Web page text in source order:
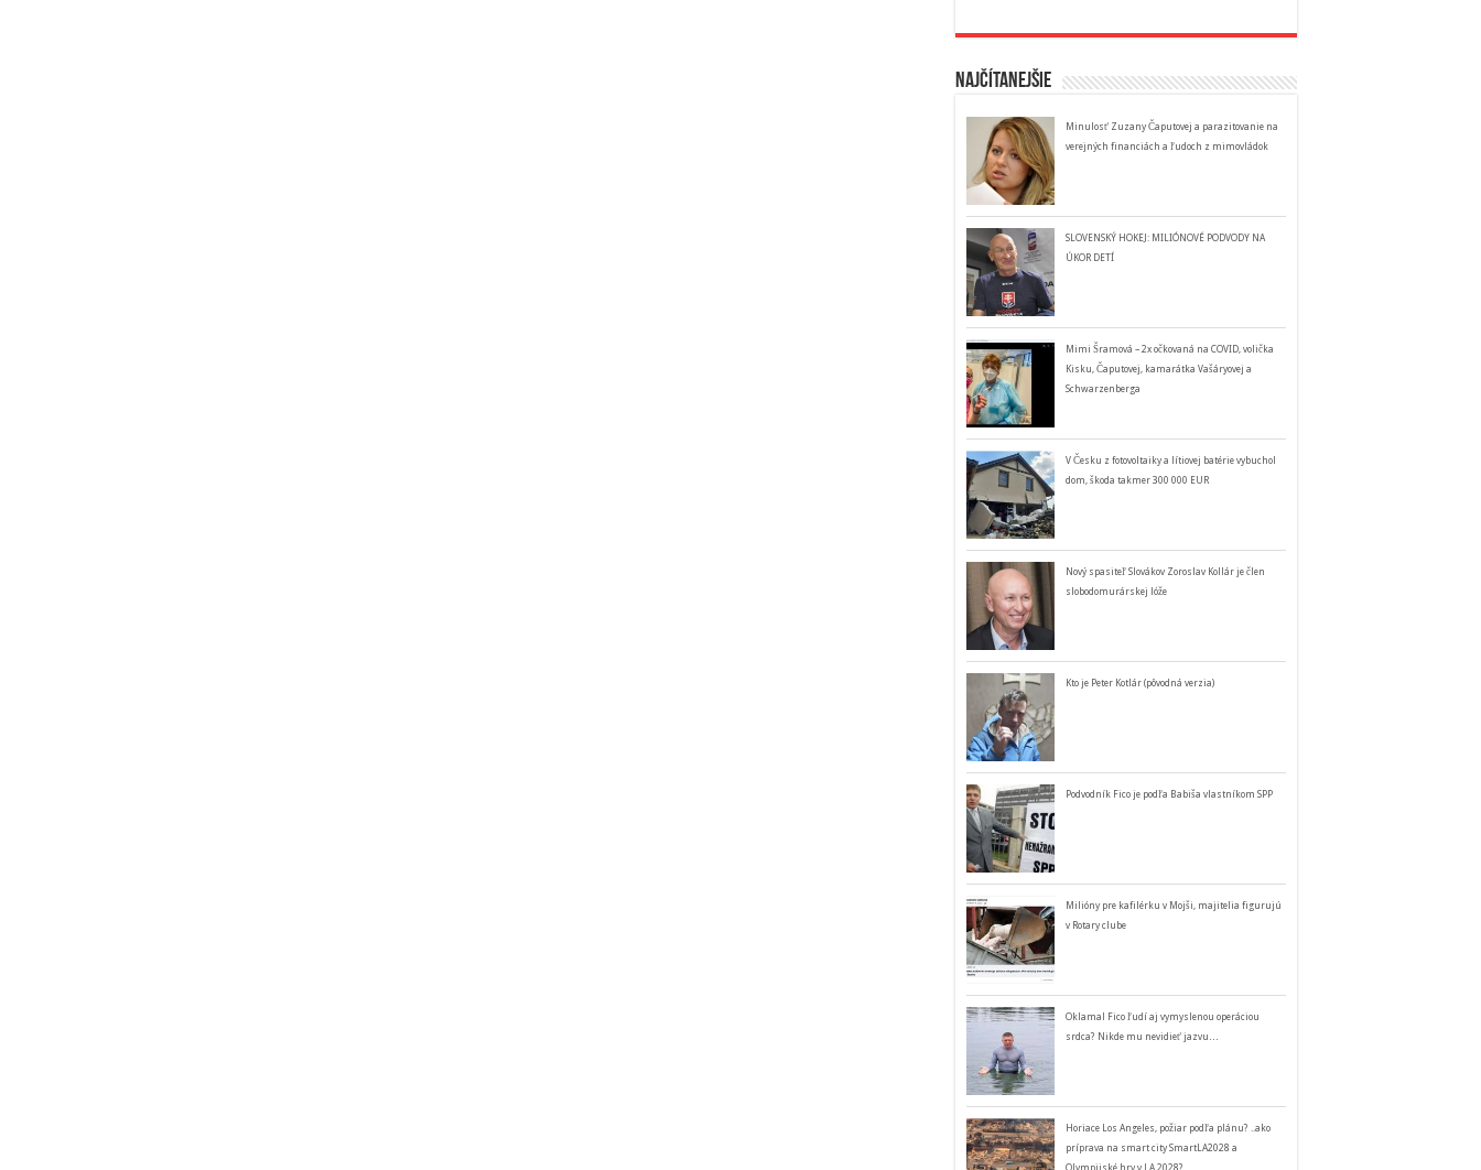
Najčítanejšie
Minulosť Zuzany Čaputovej a parazitovanie na
verejných financiách a ľudoch z mimovládok
SLOVENSKÝ HOKEJ: MILIÓNOVÉ PODVODY NA
ÚKOR DETÍ
Mimi Šramová – 2x očkovaná na COVID, volička
Kisku, Čaputovej, kamarátka Vašáryovej a
Schwarzenberga
V Česku z fotovoltaiky a lítiovej batérie vybuchol
dom, škoda takmer 300 000 EUR
Nový spasiteľ Slovákov Zoroslav Kollár je člen
slobodomurárskej lóže
Kto je Peter Kotlár (pôvodná verzia)
Podvodník Fico je podľa Babiša vlastníkom SPP
Milióny pre kafilérku v Mojši, majitelia figurujú
v Rotary clube
Oklamal Fico ľudí aj vymyslenou operáciou
srdca? Nikde mu nevidieť jazvu…
Horiace Los Angeles, požiar podľa plánu? ..ako
príprava na smart city SmartLA2028 a